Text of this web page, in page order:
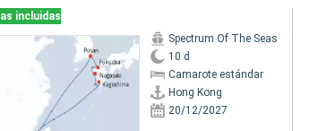
incluidas
Spectrum Of The Seas
10 d
Camarote estándar
Hong Kong
20/12/2027